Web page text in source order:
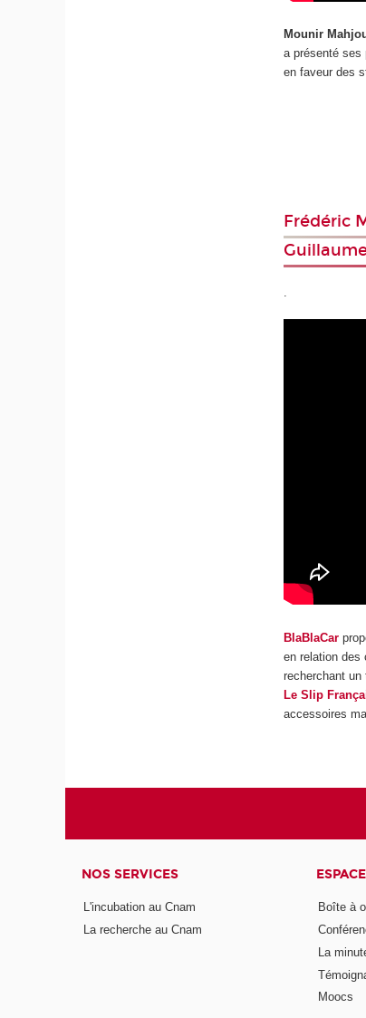
Mounir
a présenté ses
en faveur des
Frédéric
BlaBlaCar
en relation des
recherchant un
Le Slip
accessoires
NOS SERVICES
L'incubation au Cnam
La recherche au Cnam
Boîte à
La
Moocs